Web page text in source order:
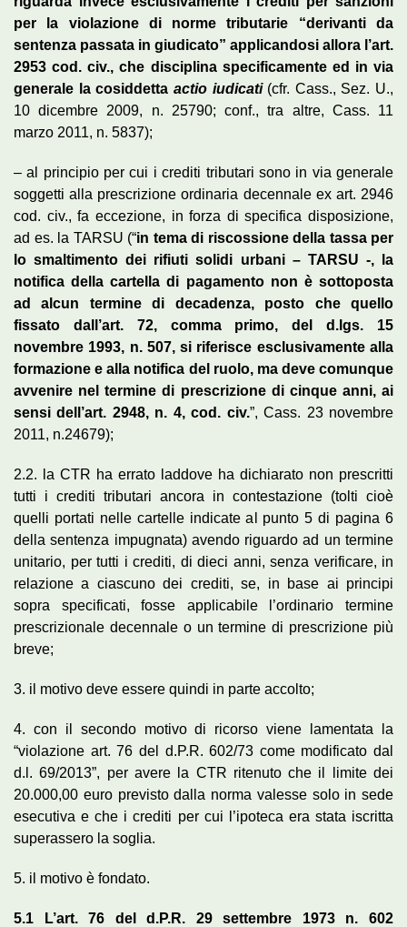
per la violazione di norme tributarie “derivanti da
sentenza passata in giudicato” applicandosi allora l’art.
2953 cod. civ., che disciplina specificamente ed in via
generale la cosiddetta actio iudicati(cfr. Cass., Sez. U.,
10 dicembre 2009, n. 25790; conf., tra altre, Cass. 11
marzo 2011, n. 5837);
– al principio per cui i crediti tributari sono in via generale
soggetti alla prescrizione ordinaria decennale ex art. 2946
cod. civ., fa eccezione, in forza di specifica disposizione,
ad es. la TARSU (“in tema di riscossione della tassa per
lo smaltimento dei rifiuti solidi urbani – TARSU -, la
notifica della cartella di pagamento non è sottoposta
ad alcun termine di decadenza, posto che quello
fissato dall’art. 72, comma primo, del d.lgs. 15
novembre 1993, n. 507, si riferisce esclusivamente alla
formazione e alla notifica del ruolo, ma deve comunque
avvenire nel termine di prescrizione di cinque anni, ai
sensi dell’art. 2948, n. 4, cod. civ.”, Cass. 23 novembre
2011, n.24679);
2.2. la CTR ha errato laddove ha dichiarato non prescritti
tutti i crediti tributari ancora in contestazione (tolti cioè
quelli portati nelle cartelle indicate al punto 5 di pagina 6
della sentenza impugnata) avendo riguardo ad un termine
unitario, per tutti i crediti, di dieci anni, senza verificare, in
relazione a ciascuno dei crediti, se, in base ai principi
sopra specificati, fosse applicabile l’ordinario termine
prescrizionale decennale o un termine di prescrizione più
breve;
3. il motivo deve essere quindi in parte accolto;
4. con il secondo motivo di ricorso viene lamentata la
“violazione art. 76 del d.P.R. 602/73 come modificato dal
d.l. 69/2013”, per avere la CTR ritenuto che il limite dei
20.000,00 euro previsto dalla norma valesse solo in sede
esecutiva e che i crediti per cui l’ipoteca era stata iscritta
superassero la soglia.
5. il motivo è fondato.
5.1 L’art. 76 del d.P.R. 29 settembre 1973 n. 602